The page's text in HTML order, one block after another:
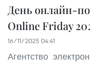
День онлайн-
Online Friday
16/11/2025 04:41
Агентство